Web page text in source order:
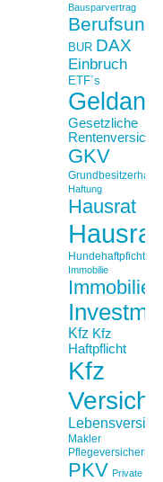
Bausparvertrag
BUR DAX
Einbruch
ETF´s
Gesetzliche
GKV
Haftung
Hausrat
Hundehaftpficht
Immobilie
Kfz Kfz
Haftpflicht
Kfz
Makler
Pflegeversicherung
PKV Private